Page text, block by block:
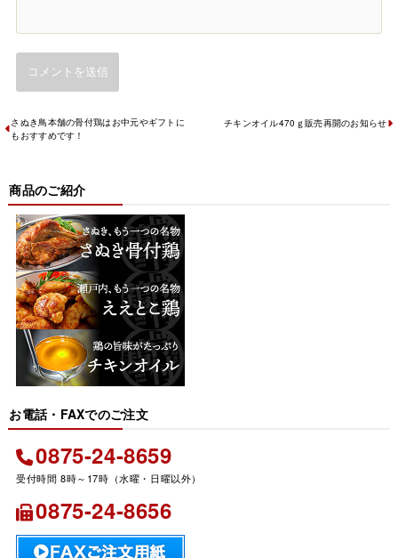
さぬき鳥本舗の骨付鶏はお中元やギフトに
もおすすめです！
チキンオイル470ｇ販売再開のお知らせ
商品のご紹介
お電話・FAXでのご注文
0875-24-8659
0875-24-8656